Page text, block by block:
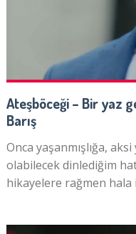
Ateşböceği – Bir yaz
Barış
Onca yaşanmışlığa,
olabilecek dinlediğim
hikayelere rağmen hala